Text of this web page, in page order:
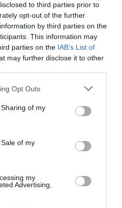
to third parties prior to
opt-out of the further
by third parties on the
This information may
parties on the IAB’s List of
may further disclose it to other
Opt Outs
of my
of my
my
Advertising.
RÉPONDRE
COMMENTAIRE
participez
SOUTENIR